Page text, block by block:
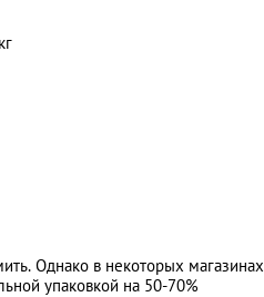
Однако в некоторых магазинах
упаковкой на 50-70%